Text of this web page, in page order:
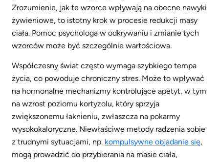
Zrozumienie, jak te wzorce wpływają na obecne nawyki
żywieniowe, to istotny krok w procesie redukcji masy
ciała. Pomoc psychologa w odkrywaniu i zmianie tych
wzorców może być szczególnie wartościowa.
Współczesny świat często wymaga szybkiego tempa
życia, co powoduje chroniczny stres. Może to wpływać
na hormonalne mechanizmy kontrolujące apetyt, w tym
na wzrost poziomu kortyzolu, który sprzyja
zwiększonemu łaknieniu, zwłaszcza na pokarmy
wysokokaloryczne. Niewłaściwe metody radzenia sobie
z trudnymi sytuacjami, np. kompulsywne objadanie się,
mogą prowadzić do przybierania na masie ciała,